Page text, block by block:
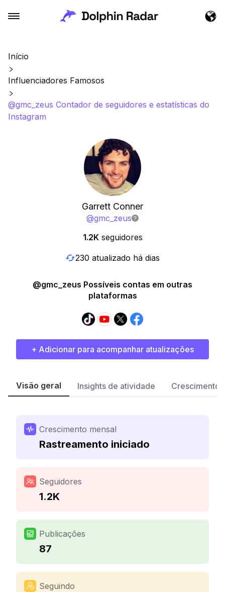
Início
Influenciadores Famosos
@gmc_zeus Contador de seguidores e estatísticas do
Instagram
Garrett Conner
@gmc_zeus
1.2K seguidores
230 atualizado há dias
@gmc_zeus Possíveis contas em outras
plataformas
+ Adicionar para acompanhar atualizações
Visão geral Insights de atividade Crescimento
Crescimento mensal
Rastreamento iniciado
Seguidores
1.2K
Publicações
87
Seguindo